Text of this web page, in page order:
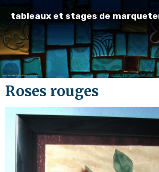
tableaux et stages de
Roses rouges